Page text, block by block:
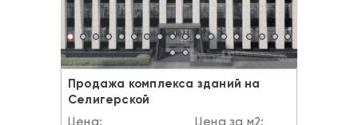
Продажа комплекса зданий на
Селигерской
Цена:
Цена за м2: